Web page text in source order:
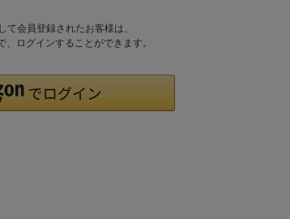
会員登録されたお客様は、
ログインすることができます。